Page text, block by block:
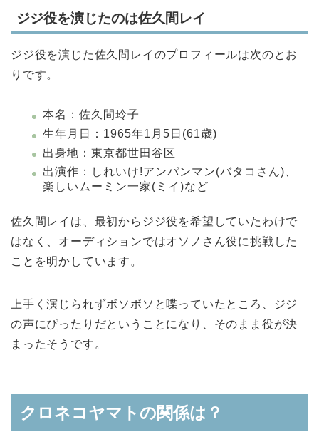
ジジ役を演じたのは佐久間レイ
ジジ役を演じた佐久間レイのプロフィールは次のとお
りです。
本名：佐久間玲子
生年月日：1965年1月5日(61歳)
出身地：東京都世田谷区
出演作：しれいけ!アンパンマン(バタコさん)、
楽しいムーミン一家(ミイ)など
佐久間レイは、最初からジジ役を希望していたわけで
はなく、オーディションではオソノさん役に挑戦した
ことを明かしています。
上手く演じられずボソボソと喋っていたところ、ジジ
の声にぴったりだということになり、そのまま役が決
まったそうです。
クロネコヤマトの関係は？